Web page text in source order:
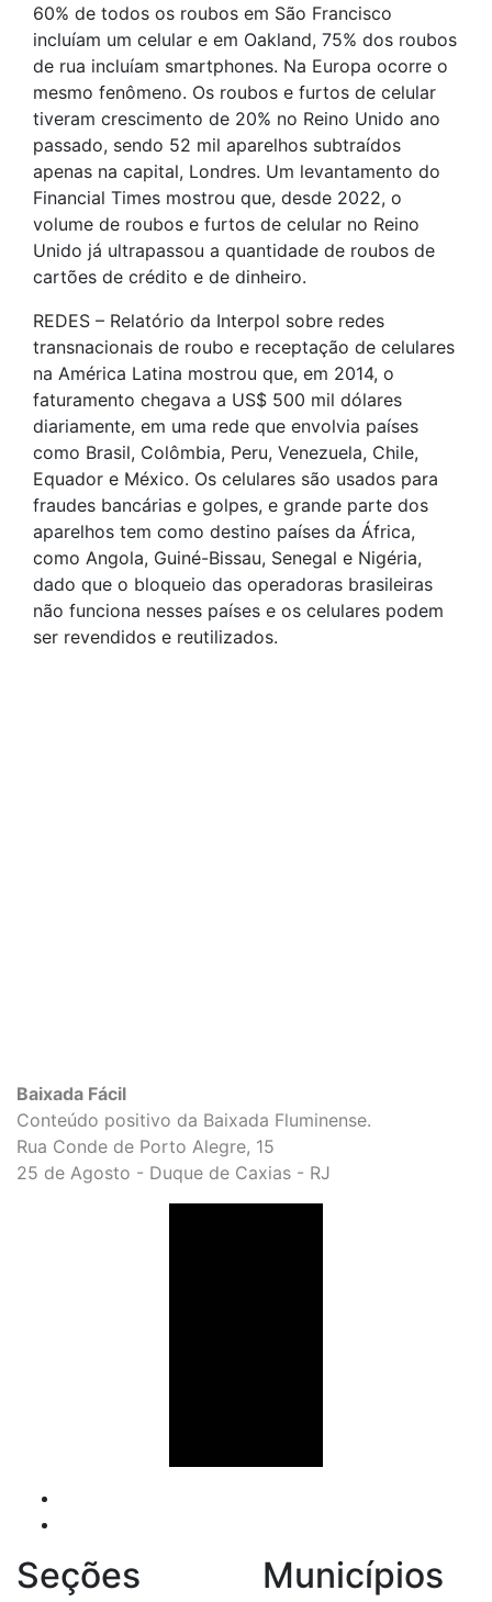
60% de todos os roubos em São Francisco
incluíam um celular e em Oakland, 75% dos roubos
de rua incluíam smartphones. Na Europa ocorre o
mesmo fenômeno. Os roubos e furtos de celular
tiveram crescimento de 20% no Reino Unido ano
passado, sendo 52 mil aparelhos subtraídos
apenas na capital, Londres. Um levantamento do
Financial Times mostrou que, desde 2022, o
volume de roubos e furtos de celular no Reino
Unido já ultrapassou a quantidade de roubos de
cartões de crédito e de dinheiro.
REDES – Relatório da Interpol sobre redes
transnacionais de roubo e receptação de celulares
na América Latina mostrou que, em 2014, o
faturamento chegava a US$ 500 mil dólares
diariamente, em uma rede que envolvia países
como Brasil, Colômbia, Peru, Venezuela, Chile,
Equador e México. Os celulares são usados para
fraudes bancárias e golpes, e grande parte dos
aparelhos tem como destino países da África,
como Angola, Guiné-Bissau, Senegal e Nigéria,
dado que o bloqueio das operadoras brasileiras
não funciona nesses países e os celulares podem
ser revendidos e reutilizados.
Baixada Fácil
Conteúdo positivo da Baixada Fluminense.
Rua Conde de Porto Alegre, 15
25 de Agosto - Duque de Caxias - RJ
Seções Municípios